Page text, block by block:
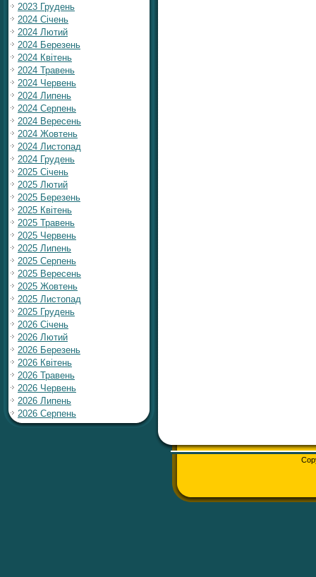
2023 Грудень
2024 Січень
2024 Лютий
2024 Березень
2024 Квітень
2024 Травень
2024 Червень
2024 Липень
2024 Серпень
2024 Вересень
2024 Жовтень
2024 Листопад
2024 Грудень
2025 Січень
2025 Лютий
2025 Березень
2025 Квітень
2025 Травень
2025 Червень
2025 Липень
2025 Серпень
2025 Вересень
2025 Жовтень
2025 Листопад
2025 Грудень
2026 Січень
2026 Лютий
2026 Березень
2026 Квітень
2026 Травень
2026 Червень
2026 Липень
2026 Серпень